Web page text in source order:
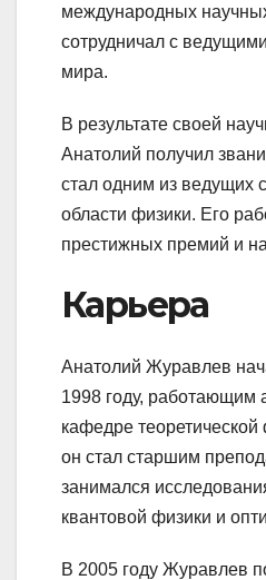
международных
сотрудничал с
мира.
В результате своей
Анатолий получил
стал одним из ведущих
области физики. Его
престижных премий и
Карьера
Анатолий Журавлев
1998 году, работающим
кафедре
он стал старшим
занимался
квантовой физики и
В 2005 году Журавлев